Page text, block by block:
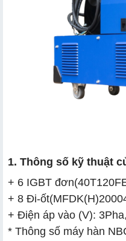
1. Thông số kỹ thuật
+ 6 IGBT
+ 8 Đi-
+ Điện áp vào (V):
* Thông số máy hàn